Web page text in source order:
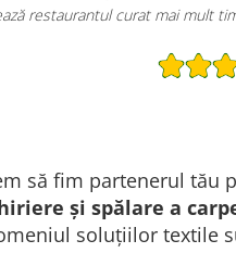
Suntem foarte mulțumiți și
să fim partenerul tău
și spălare a
soluțiilor textile